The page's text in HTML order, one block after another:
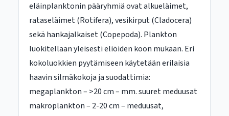
eläinplanktonin pääryhmiä ovat alkueläimet,
rataseläimet (Rotifera), vesikirput (Cladocera)
sekä hankajalkaiset (Copepoda). Plankton
luokitellaan yleisesti eliöiden koon mukaan. Eri
kokoluokkien pyytämiseen käytetään erilaisia
haavin silmäkokoja ja suodattimia:
megaplankton – >20 cm – mm. suuret meduusat
makroplankton – 2-20 cm – meduusat,